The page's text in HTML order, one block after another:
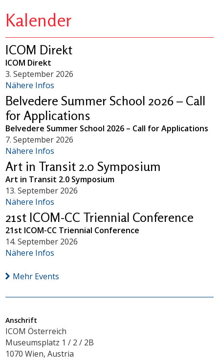
Kalender
ICOM Direkt
ICOM Direkt
3. September 2026
Nähere Infos
Belvedere Summer School 2026 – Call
for Applications
Belvedere Summer School 2026 – Call for Applications
7. September 2026
Nähere Infos
Art in Transit 2.0 Symposium
Art in Transit 2.0 Symposium
13. September 2026
Nähere Infos
21st ICOM-CC Triennial Conference
21st ICOM-CC Triennial Conference
14. September 2026
Nähere Infos
Mehr Events
Anschrift
ICOM Österreich
Museumsplatz 1 / 2 / 2B
1070 Wien, Austria